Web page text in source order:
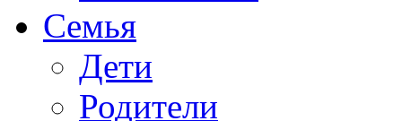
Семья
Дети
Родители